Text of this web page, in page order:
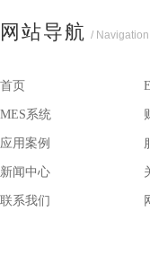
网站导航 / Navigation
首页
MES系统
应用案例
新闻中心
联系我们